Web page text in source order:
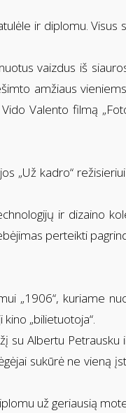
ir diplomu.
vaizdus iš
amžiaus
Valento filmą
„Už kadro“
ir dizaino
perteikti
„1906“, kuriame
„bilietuotoja“.
su Albertu Petrausku
sukūrė ne vieną
už geriausią